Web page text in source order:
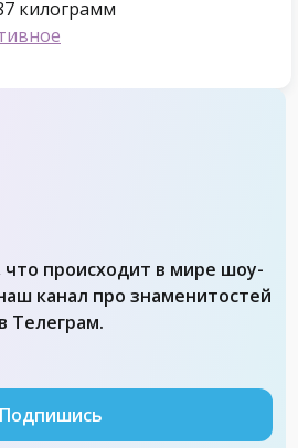
килограмм
что происходит в мире шоу-
канал про знаменитостей
в Телеграм.
Подпишись